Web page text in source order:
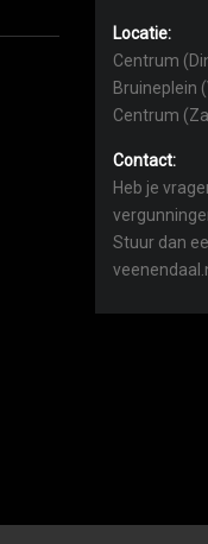
Locatie:
Centrum
Bruineplein
Centrum
Contact:
Heb je
Stuur dan